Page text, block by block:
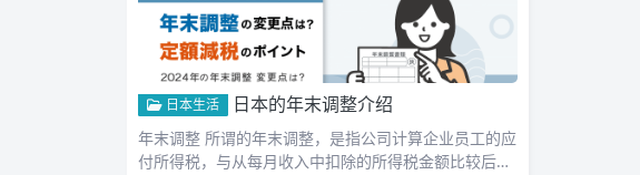
日本生活 日本的年末调整介绍
年末调整 所谓的年末调整，是指公司计算企业员工的应
付所得税，与从每月收入中扣除的所得税金额比较后，